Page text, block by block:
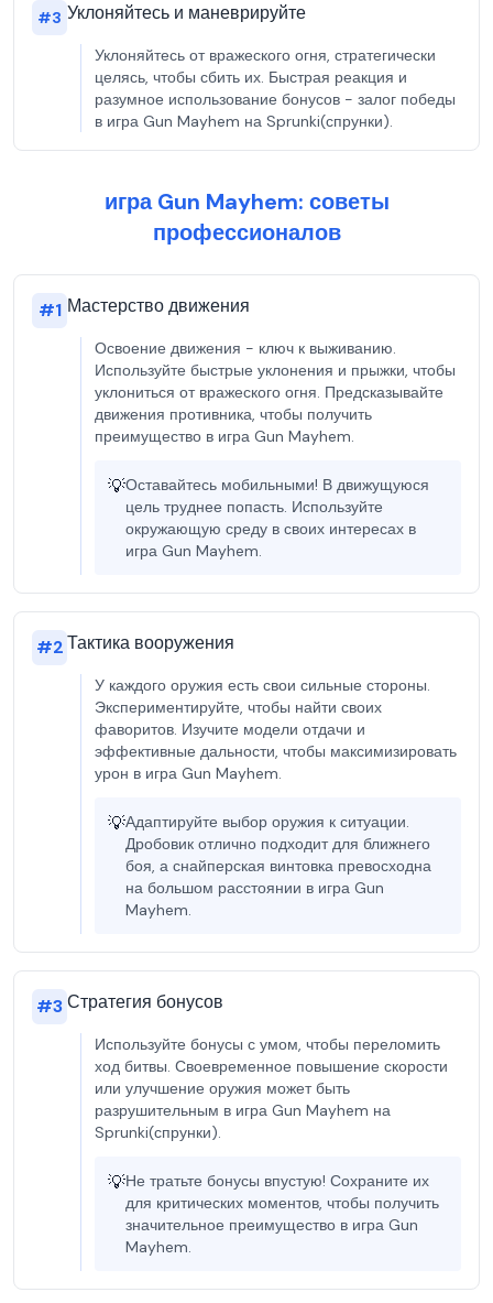
#3 Уклоняйтесь и маневрируйте
Уклоняйтесь от вражеского огня, стратегически
целясь, чтобы сбить их. Быстрая реакция и
разумное использование бонусов - залог победы
в игра Gun Mayhem на Sprunki(спрунки).
игра Gun Mayhem: советы
профессионалов
#1 Мастерство движения
Освоение движения - ключ к выживанию.
Используйте быстрые уклонения и прыжки, чтобы
уклониться от вражеского огня. Предсказывайте
движения противника, чтобы получить
преимущество в игра Gun Mayhem.
💡Оставайтесь мобильными! В движущуюся
цель труднее попасть. Используйте
окружающую среду в своих интересах в
игра Gun Mayhem.
#2Тактика вооружения
У каждого оружия есть свои сильные стороны.
Экспериментируйте, чтобы найти своих
фаворитов. Изучите модели отдачи и
эффективные дальности, чтобы максимизировать
урон в игра Gun Mayhem.
💡Адаптируйте выбор оружия к ситуации.
Дробовик отлично подходит для ближнего
боя, а снайперская винтовка превосходна
на большом расстоянии в игра Gun
Mayhem.
#3Стратегия бонусов
Используйте бонусы с умом, чтобы переломить
ход битвы. Своевременное повышение скорости
или улучшение оружия может быть
разрушительным в игра Gun Mayhem на
Sprunki(спрунки).
💡Не тратьте бонусы впустую! Сохраните их
для критических моментов, чтобы получить
значительное преимущество в игра Gun
Mayhem.